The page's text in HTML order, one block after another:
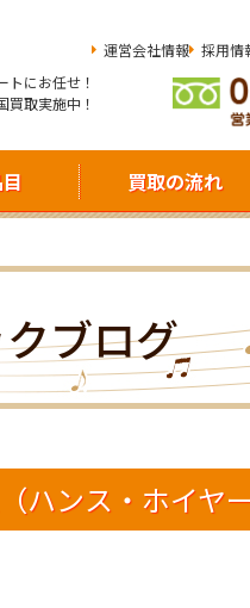
トにお任せ！
買取実施中！
運営会社情報 採用情
買取の流れ
ブログ
ハンス・ホイヤ